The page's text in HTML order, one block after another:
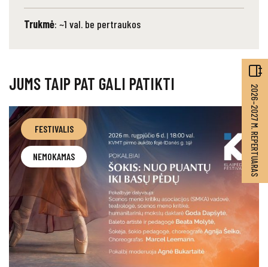
Trukmė: ~1 val. be pertraukos
JUMS TAIP PAT GALI PATIKTI
FESTIVALIS
NEMOKAMAS 2026–2027 M. REPERTUARAS